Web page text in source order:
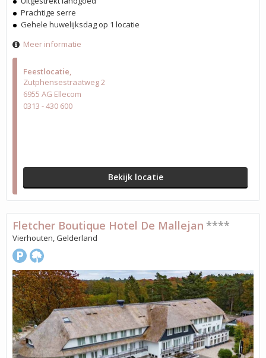
Feestlocatie
Zutphensestraatweg 2
6955 AG Ellecom
0313 - 430 600
Bekijk locatie
Prachtige serre
Gehele huwelijksdag op 1 locatie
Meer informatie
Fletcher Boutique Hotel De Mallejan ****
Vierhouten, Gelderland